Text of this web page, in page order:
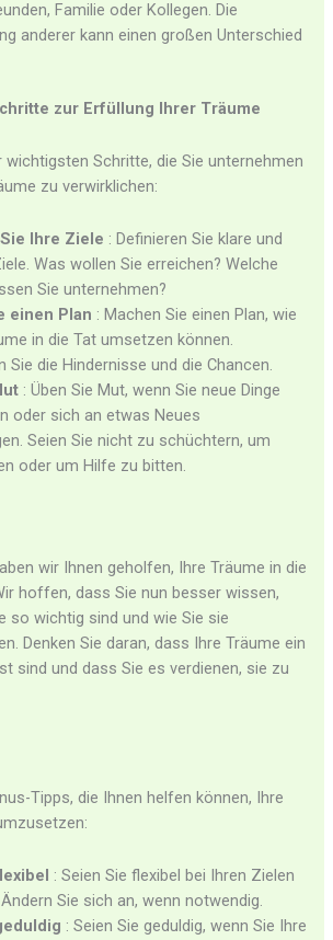
Familie oder Kollegen. Die
anderer kann einen großen Unterschied
zur Erfüllung Ihrer Träume
wichtigsten Schritte, die Sie unternehmen
zu verwirklichen:
Ihre Ziele : Definieren Sie klare und
Was wollen Sie erreichen? Welche
Sie unternehmen?
einen Plan : Machen Sie einen Plan, wie
in die Tat umsetzen können.
Sie die Hindernisse und die Chancen.
: Üben Sie Mut, wenn Sie neue Dinge
oder sich an etwas Neues
Seien Sie nicht zu schüchtern, um
oder um Hilfe zu bitten.
wir Ihnen geholfen, Ihre Träume in die
hoffen, dass Sie nun besser wissen,
so wichtig sind und wie Sie sie
Denken Sie daran, dass Ihre Träume ein
sind und dass Sie es verdienen, sie zu
Tipps, die Ihnen helfen können, Ihre
: Seien Sie flexibel bei Ihren Zielen
Sie sich an, wenn notwendig.
: Seien Sie geduldig, wenn Sie Ihre